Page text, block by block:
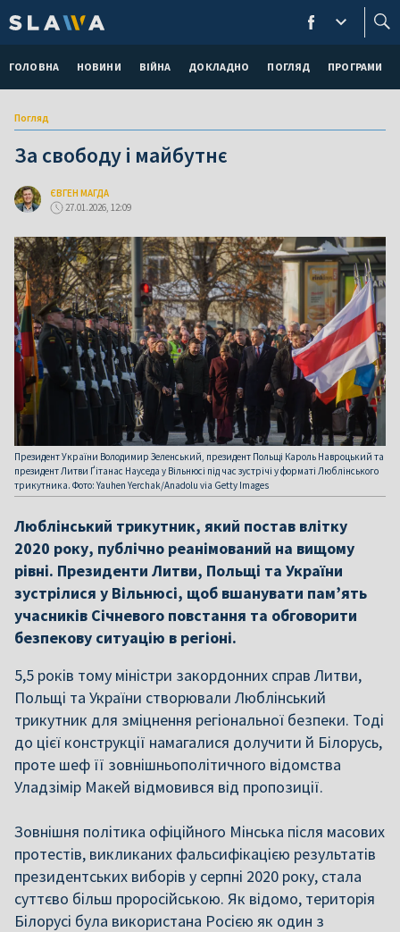
ГОЛОВНА НОВИНИ ВІЙНА ДОКЛАДНО ПОГЛЯД ПРОГРАМИ
Погляд
За свободу і майбутнє
ЄВГЕН МАГДА
27.01.2026, 12:09
Президент України Володимир Зеленський, президент Польщі Кароль Навроцький та
президент Литви Ґітанас Науседа у Вільнюсі під час зустрічі у форматі Люблінського
трикутника. Фото: Yauhen Yerchak/Anadolu via Getty Images
Люблінський трикутник, який постав влітку
2020 року, публічно реанімований на вищому
рівні. Президенти Литви, Польщі та України
зустрілися у Вільнюсі, щоб вшанувати пам’ять
учасників Січневого повстання та обговорити
безпекову ситуацію в регіоні.
5,5 років тому міністри закордонних справ Литви,
Польщі та України створювали Люблінський
трикутник для зміцнення регіональної безпеки. Тоді
до цієї конструкції намагалися долучити й Білорусь,
проте шеф її зовнішньополітичного відомства
Уладзімір Макей відмовився від пропозиції.
Зовнішня політика офіційного Мінська після масових
протестів, викликаних фальсифікацією результатів
президентських виборів у серпні 2020 року, стала
суттєво більш проросійською. Як відомо, територія
Білорусі була використана Росією як один з